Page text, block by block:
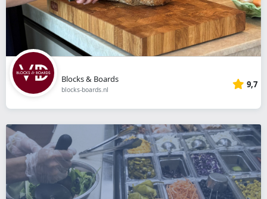
Blocks & Boards
blocks-boards.nl 9,7